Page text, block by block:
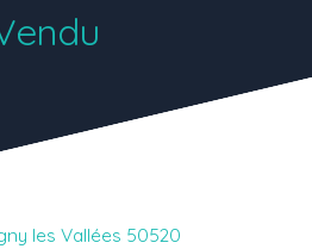
les Vallées 50520